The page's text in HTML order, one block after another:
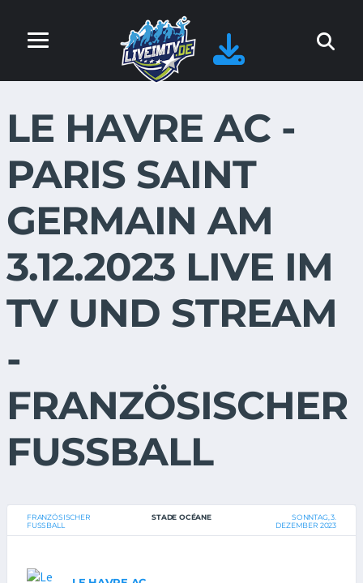
LE HAVRE AC -
PARIS SAINT
GERMAIN AM
3.12.2023 LIVE IM
TV UND STREAM
-
FRANZÖSISCHER
FUSSBALL
FRANZÖSISCHER
FUSSBALL
STADE OCÉANE
SONNTAG, 3.
DEZEMBER 2023